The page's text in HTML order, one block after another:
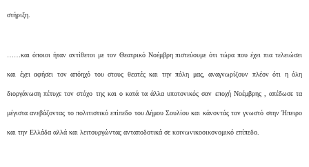
στήριξη.
……και όποιοι ήταν αντίθετοι με τον Θεατρικό Νοέμβρη πιστεύουμε ότι τώρα που έχει πια τελειώσει
και έχει αφήσει τον απόηχό του στους θεατές και την πόλη μας, αναγνωρίζουν πλέον ότι η όλη
διοργάνωση πέτυχε τον στόχο της και ο κατά τα άλλα υποτονικός σαν εποχή Νοέμβρης , απέδωσε τα
μέγιστα ανεβάζοντας το πολιτιστικό επίπεδο του Δήμου Σουλίου και κάνοντάς τον γνωστό στην Ήπειρο
και την Ελλάδα αλλά και λειτουργώντας ανταποδοτικά σε κοινωνικοοικονομικό επίπεδο.